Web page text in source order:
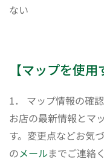
ない
【マップを使用
1． マップ情報の確
お店の最新情報とマ
す。変更点などお気
のメールまでご連絡